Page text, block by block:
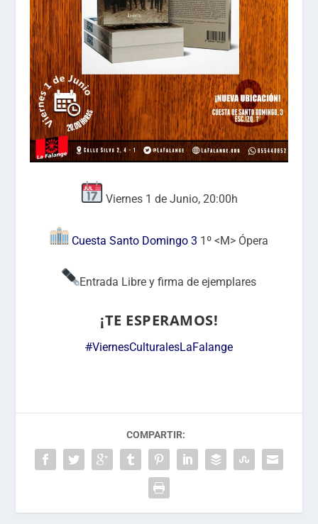
Viernes 1 de Junio, 20:00h
Cuesta Santo Domingo 3 1º <M> Ópera
Entrada Libre y firma de ejemplares
¡TE ESPERAMOS!
#ViernesCulturalesLaFalange
COMPARTIR: